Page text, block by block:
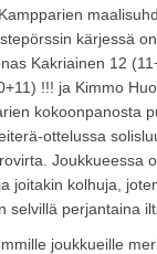
kärjessä
Kakriainen 12
!!! ja Kimmo
kokoonpanosta
ottelussa
Joukkueessa
joitakin kolhuja,
selvillä perjantaina
joukkueille